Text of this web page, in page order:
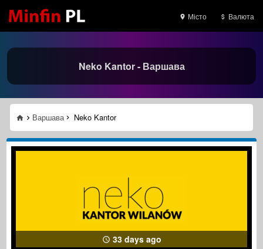
Місто Валюта
Neko Kantor - Варшава
Варшава Neko Kantor
33 days ago